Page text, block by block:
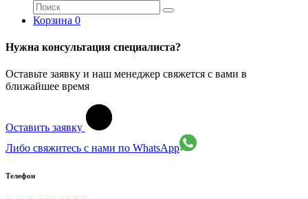
Корзина 0
Нужна консультация специалиста?
Оставьте заявку и наш менеджер свяжется с вами в
ближайшее время
Оставить заявку
Либо свяжитесь с нами по WhatsApp
Телефон